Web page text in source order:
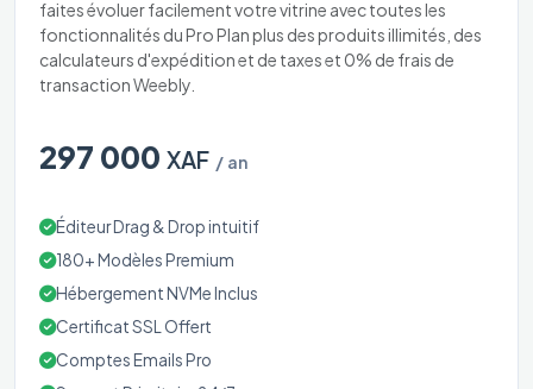
faites évoluer facilement votre vitrine avec toutes les
fonctionnalités du Pro Plan plus des produits illimités, des
calculateurs d'expédition et de taxes et 0% de frais de
transaction Weebly.
297 000 XAF / an
Éditeur Drag & Drop intuitif
180+ Modèles Premium
Hébergement NVMe Inclus
Certificat SSL Offert
Comptes Emails Pro